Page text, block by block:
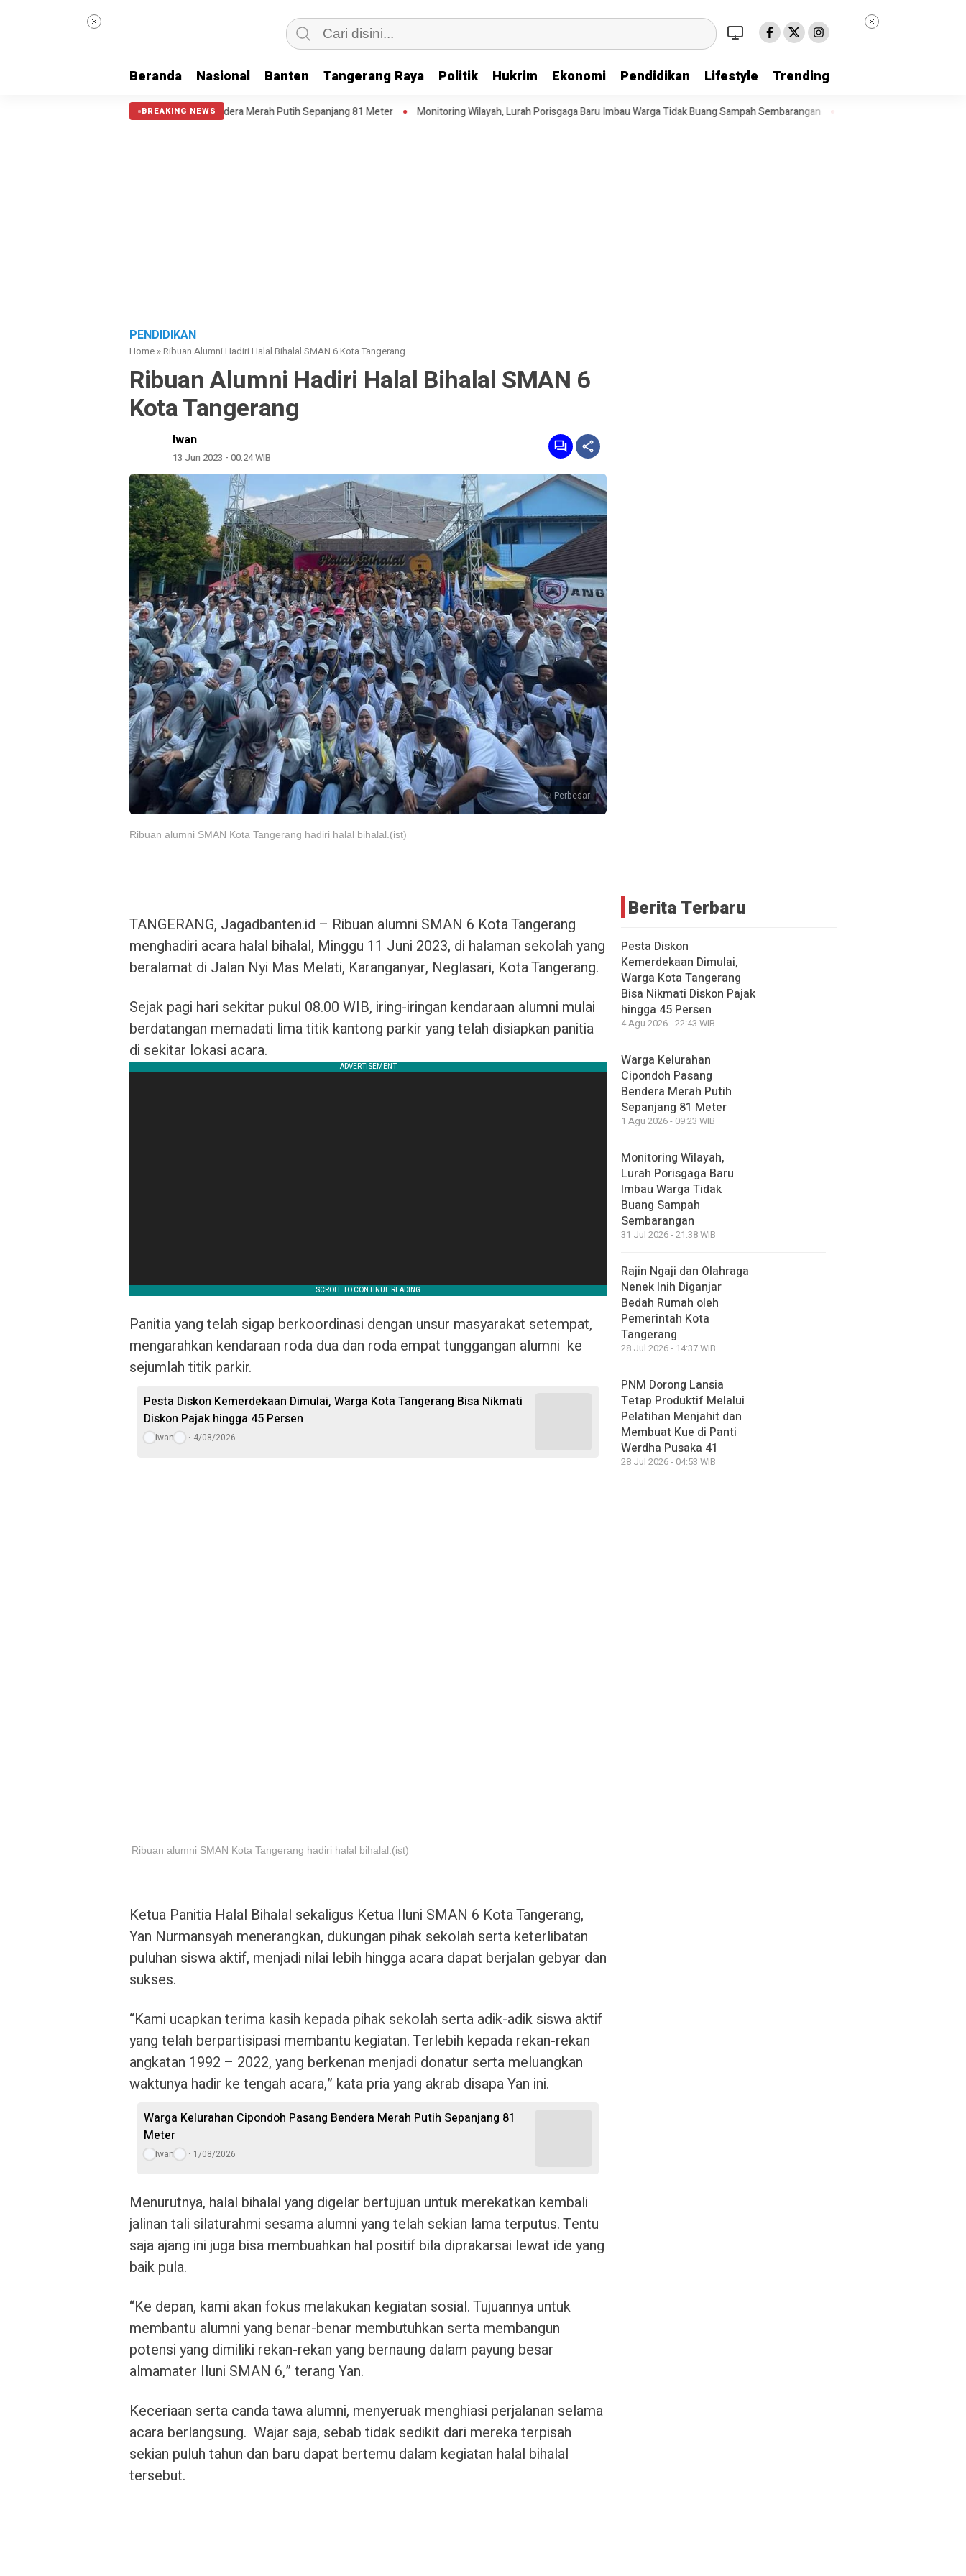
Beranda Nasional Banten Tangerang Raya Politik Hukrim Ekonomi Pendidikan Lifestyle Trending
BREAKING NEWS
Cipondoh Pasang Bendera Merah Putih Sepanjang 81 Meter Monitoring Wilayah, Lurah Porisgaga Baru Imbau Warga Tidak Buang Sampah Sembarangan Rajin Ngaji dan Olahraga Nenek Inih Diganjar
PENDIDIKAN
Home »Ribuan Alumni Hadiri Halal Bihalal SMAN 6 Kota Tangerang
Ribuan Alumni Hadiri Halal Bihalal SMAN 6
Kota Tangerang
Iwan
13 Jun 2023 - 00:24 WIB
Perbesar
Ribuan alumni SMAN Kota Tangerang hadiri halal bihalal.(ist)
TANGERANG, Jagadbanten.id – Ribuan alumni SMAN 6 Kota Tangerang
menghadiri acara halal bihalal, Minggu 11 Juni 2023, di halaman sekolah yang
beralamat di Jalan Nyi Mas Melati, Karanganyar, Neglasari, Kota Tangerang.
Sejak pagi hari sekitar pukul 08.00 WIB, iring-iringan kendaraan alumni mulai
berdatangan memadati lima titik kantong parkir yang telah disiapkan panitia
di sekitar lokasi acara.
Panitia yang telah sigap berkoordinasi dengan unsur masyarakat setempat,
mengarahkan kendaraan roda dua dan roda empat tunggangan alumni ke
sejumlah titik parkir.
Pesta Diskon Kemerdekaan Dimulai, Warga Kota Tangerang Bisa Nikmati
Diskon Pajak hingga 45 Persen
Iwan 4/08/2026
Ribuan alumni SMAN Kota Tangerang hadiri halal bihalal.(ist)
Ketua Panitia Halal Bihalal sekaligus Ketua Iluni SMAN 6 Kota Tangerang,
Yan Nurmansyah menerangkan, dukungan pihak sekolah serta keterlibatan
puluhan siswa aktif, menjadi nilai lebih hingga acara dapat berjalan gebyar dan
sukses.
“Kami ucapkan terima kasih kepada pihak sekolah serta adik-adik siswa aktif
yang telah berpartisipasi membantu kegiatan. Terlebih kepada rekan-rekan
angkatan 1992 – 2022, yang berkenan menjadi donatur serta meluangkan
waktunya hadir ke tengah acara,” kata pria yang akrab disapa Yan ini.
Warga Kelurahan Cipondoh Pasang Bendera Merah Putih Sepanjang 81
Meter
Iwan 1/08/2026
Menurutnya, halal bihalal yang digelar bertujuan untuk merekatkan kembali
jalinan tali silaturahmi sesama alumni yang telah sekian lama terputus. Tentu
saja ajang ini juga bisa membuahkan hal positif bila diprakarsai lewat ide yang
baik pula.
“Ke depan, kami akan fokus melakukan kegiatan sosial. Tujuannya untuk
membantu alumni yang benar-benar membutuhkan serta membangun
potensi yang dimiliki rekan-rekan yang bernaung dalam payung besar
almamater Iluni SMAN 6,” terang Yan.
Keceriaan serta canda tawa alumni, menyeruak menghiasi perjalanan selama
acara berlangsung. Wajar saja, sebab tidak sedikit dari mereka terpisah
sekian puluh tahun dan baru dapat bertemu dalam kegiatan halal bihalal
tersebut.
Berita Terbaru
Pesta Diskon
Kemerdekaan Dimulai,
Warga Kota Tangerang
Bisa Nikmati Diskon Pajak
hingga 45 Persen
4 Agu 2026 - 22:43 WIB
Warga Kelurahan
Cipondoh Pasang
Bendera Merah Putih
Sepanjang 81 Meter
1 Agu 2026 - 09:23 WIB
Monitoring Wilayah,
Lurah Porisgaga Baru
Imbau Warga Tidak
Buang Sampah
Sembarangan
31 Jul 2026 - 21:38 WIB
Rajin Ngaji dan Olahraga
Nenek Inih Diganjar
Bedah Rumah oleh
Pemerintah Kota
Tangerang
28 Jul 2026 - 14:37 WIB
PNM Dorong Lansia
Tetap Produktif Melalui
Pelatihan Menjahit dan
Membuat Kue di Panti
Werdha Pusaka 41
28 Jul 2026 - 04:53 WIB